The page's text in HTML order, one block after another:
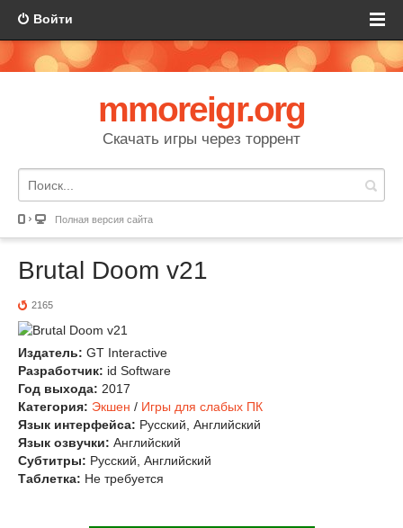
Войти
mmoreigr.org
Скачать игры через торрент
Полная версия сайта
Brutal Doom v21
2165
Издатель: GT Interactive
Разработчик: id Software
Год выхода: 2017
Категория: Экшен / Игры для слабых ПК
Язык интерфейса: Русский, Английский
Язык озвучки: Английский
Субтитры: Русский, Английский
Таблетка: Не требуется